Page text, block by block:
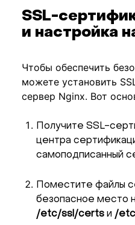
SSL-
и настройка
Чтобы обеспечить
можете установить
сервер Nginx. Вот
Получите SSL-
центра
самоподписанный
Поместите файлы
безопасное место
/etc/ssl/certs и /